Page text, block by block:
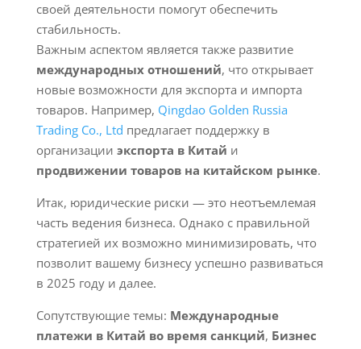
своей деятельности помогут обеспечить
стабильность.
Важным аспектом является также развитие
международных отношений, что открывает
новые возможности для экспорта и импорта
товаров. Например, Qingdao Golden Russia
Trading Co., Ltd предлагает поддержку в
организации экспорта в Китай и
продвижении товаров на китайском рынке.
Итак, юридические риски — это неотъемлемая
часть ведения бизнеса. Однако с правильной
стратегией их возможно минимизировать, что
позволит вашему бизнесу успешно развиваться
в 2025 году и далее.
Сопутствующие темы: Международные
платежи в Китай во время санкций, Бизнес